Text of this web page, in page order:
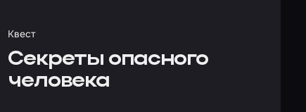
Квест
Секреты опасного
человека